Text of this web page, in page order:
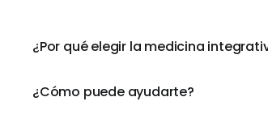
¿Por qué elegir la medicina
¿Cómo puede ayudarte?